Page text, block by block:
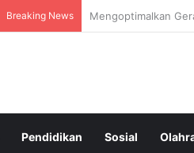
Breaking News Kardio Outdoor
Pendidikan Sosial